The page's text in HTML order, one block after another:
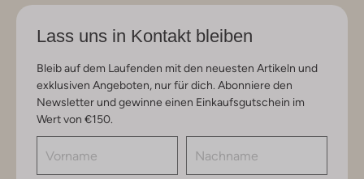
Lass uns in Kontakt bleiben
Bleib auf dem Laufenden mit den neuesten Artikeln und
exklusiven Angeboten, nur für dich. Abonniere den
Newsletter und gewinne einen Einkaufsgutschein im
Wert von €150.